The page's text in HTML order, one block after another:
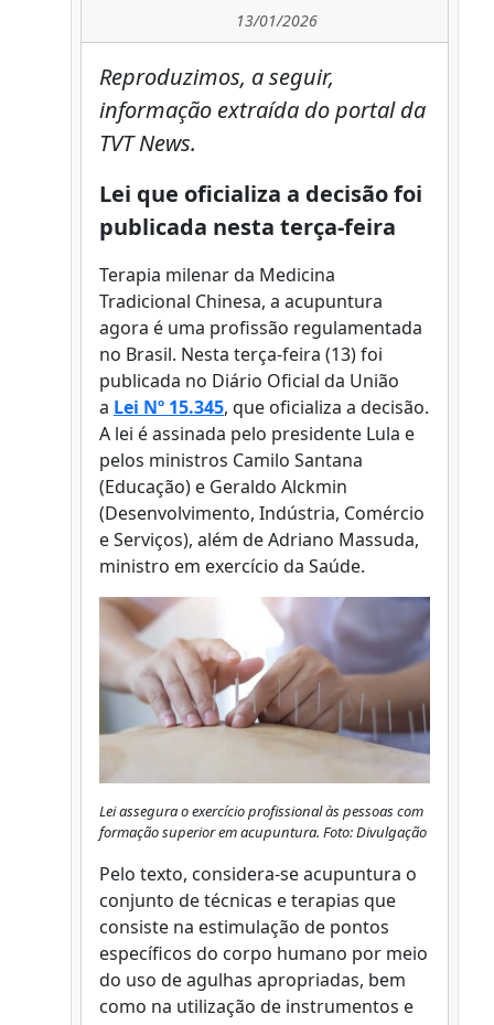
13/01/2026
Reproduzimos, a seguir,
informação extraída do portal da
TVT News.
Lei que oficializa a decisão foi
publicada nesta terça-feira
Terapia milenar da Medicina
Tradicional Chinesa, a acupuntura
agora é uma profissão regulamentada
no Brasil. Nesta terça-feira (13) foi
publicada no Diário Oficial da União
a Lei Nº 15.345, que oficializa a decisão.
A lei é assinada pelo presidente Lula e
pelos ministros Camilo Santana
(Educação) e Geraldo Alckmin
(Desenvolvimento, Indústria, Comércio
e Serviços), além de Adriano Massuda,
ministro em exercício da Saúde.
Lei assegura o exercício profissional às pessoas com
formação superior em acupuntura. Foto: Divulgação
Pelo texto, considera-se acupuntura o
conjunto de técnicas e terapias que
consiste na estimulação de pontos
específicos do corpo humano por meio
do uso de agulhas apropriadas, bem
como na utilização de instrumentos e